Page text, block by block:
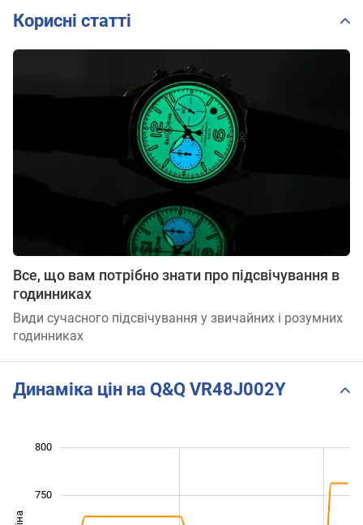
Корисні статті
Все, що вам потрібно знати про підсвічування в
годинниках
Види сучасного підсвічування у звичайних і розумних
годинниках
Динаміка цін на Q&Q VR48J002Y
800
750